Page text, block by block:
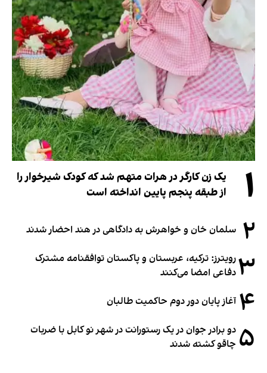
۱
یک زن کارگر در هرات متهم شد که کودک شیرخوار را
از طبقه پنجم پایین انداخته است
۲ سلمان خان و خواهرش به دادگاهی در هند احضار شدند
۳رویترز: ترکیه، عربستان و پاکستان توافقنامه مشترک
دفاعی امضا می‌کنند
۴ آغاز پایان دور دوم حاکمیت طالبان
۵ دو برادر جوان در یک رستورانت در شهر نو کابل با ضربات
چاقو کشته شدند